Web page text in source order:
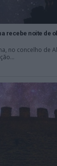
recebe noite de
no concelho de